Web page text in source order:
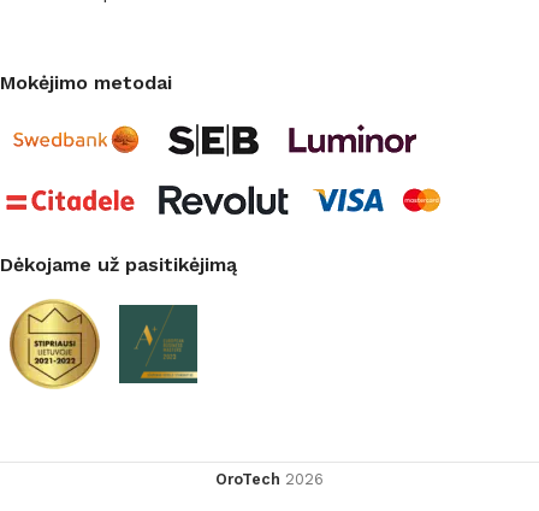
Mokėjimo metodai
Dėkojame už pasitikėjimą
OroTech 2026